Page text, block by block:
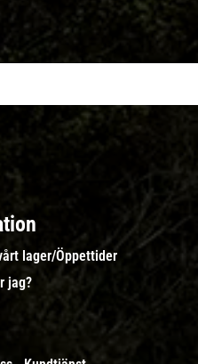
lager/Öppettider
jag?